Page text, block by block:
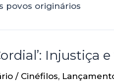
povos originários
Injustiça
/ Cinéfilos,